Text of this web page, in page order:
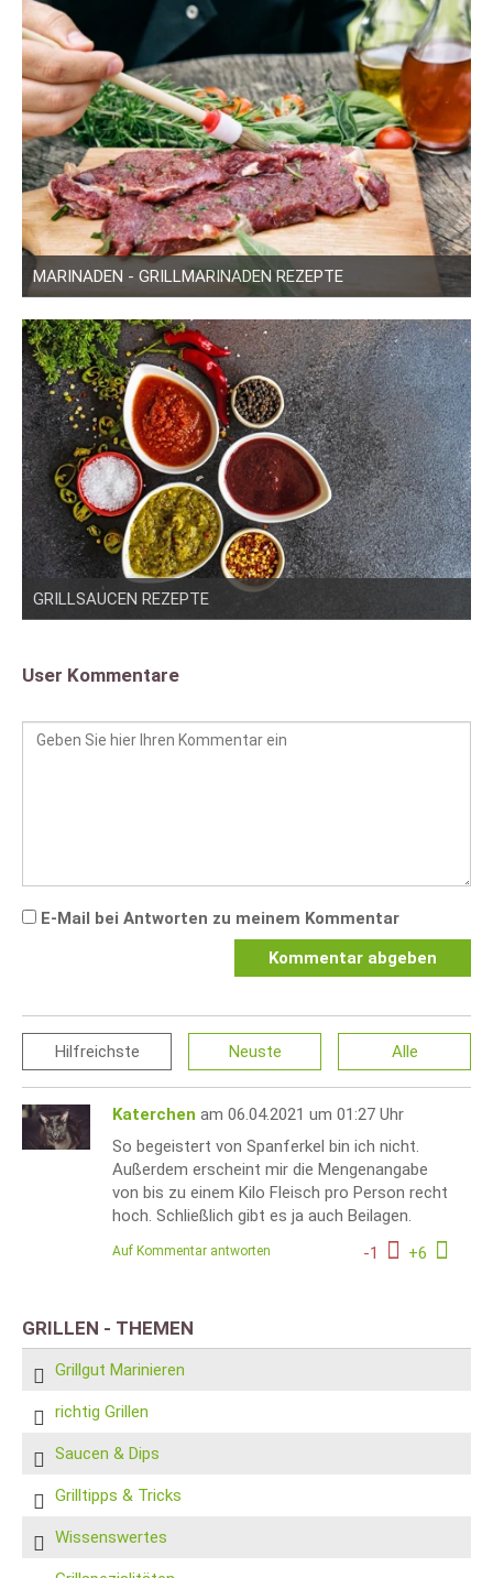
MARINADEN - GRILLMARINADEN REZEPTE
GRILLSAUCEN REZEPTE
User Kommentare
E-Mail bei Antworten zu meinem Kommentar
Kommentar abgeben
Hilfreichste Neuste Alle
Katerchen am 06.04.2021 um 01:27 Uhr
So begeistert von Spanferkel bin ich nicht.
Außerdem erscheint mir die Mengenangabe
von bis zu einem Kilo Fleisch pro Person recht
hoch. Schließlich gibt es ja auch Beilagen.
-1 +6
Auf Kommentar antworten
GRILLEN - THEMEN
Grillgut Marinieren
richtig Grillen
Saucen & Dips
Grilltipps & Tricks
Wissenswertes